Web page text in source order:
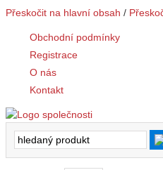
Přeskočit na hlavní obsah /
Obchodní podmínky
Registrace
O nás
Kontakt